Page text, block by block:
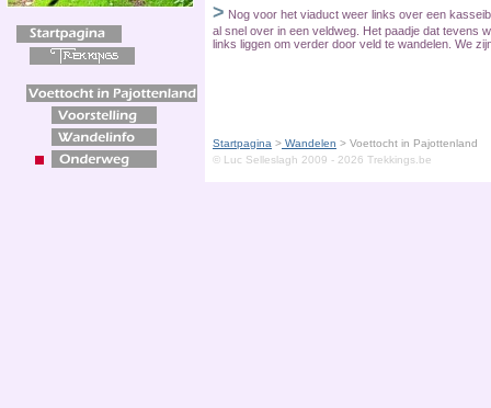
© Luc Selleslagh 2009 - 2026 Trekkings.be
Startpagina > Wandelen > Voettocht in Pajottenland
> Nog voor het viaduct weer links over een
al snel over in een veldweg. Het paadje dat tevens
links liggen om verder door veld te wandelen. We